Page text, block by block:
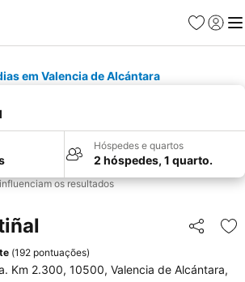
Favoritos
Iniciar
em Valencia de Alcántara
Hóspedes e quartos
2 hóspedes, 1 quarto.
os resultados
Partilhar
(192 pontuações)
Km 2.300, 10500, Valencia de Alcántara,